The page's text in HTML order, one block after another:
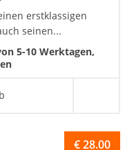
erstklassigen
seinen...
5-10 Werktagen,
€28.00